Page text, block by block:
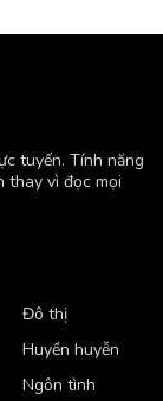
tuyến. Tính năng
thay vì đọc mọi
Đô thị
Huyền huyễn
Ngôn tình